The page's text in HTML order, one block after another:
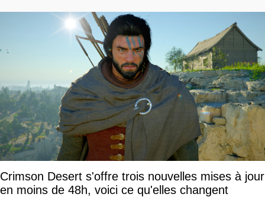
Crimson Desert s'offre trois nouvelles mises à jour
en moins de 48h, voici ce qu'elles changent